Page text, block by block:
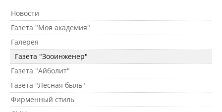
Университет
Об университете
Миссия, цель и ценности УдГАУ
Ректорат
Новости
Газета "Моя академия"
Галерея
Газета "Зооинженер"
Газета "Айболит"
Газета "Лесная быль"
Фирменный стиль